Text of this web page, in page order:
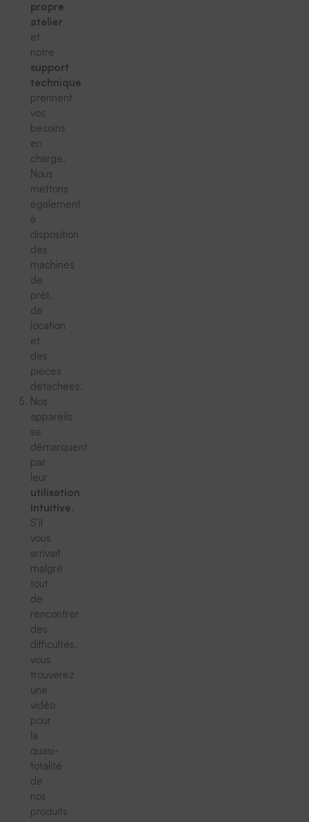
propre
atelier
et
notre
support
technique
prennent
vos
besoins
en
charge.
Nous
mettons
également
à
disposition
des
machines
de
prêt,
de
location
et
des
pièces
détachées.
Nos
appareils
se
démarquent
par
leur
utilisation
intuitive.
S'il
vous
arrivait
malgré
tout
de
rencontrer
des
difficultés,
vous
trouverez
une
vidéo
pour
la
quasi-
totalité
de
nos
produits